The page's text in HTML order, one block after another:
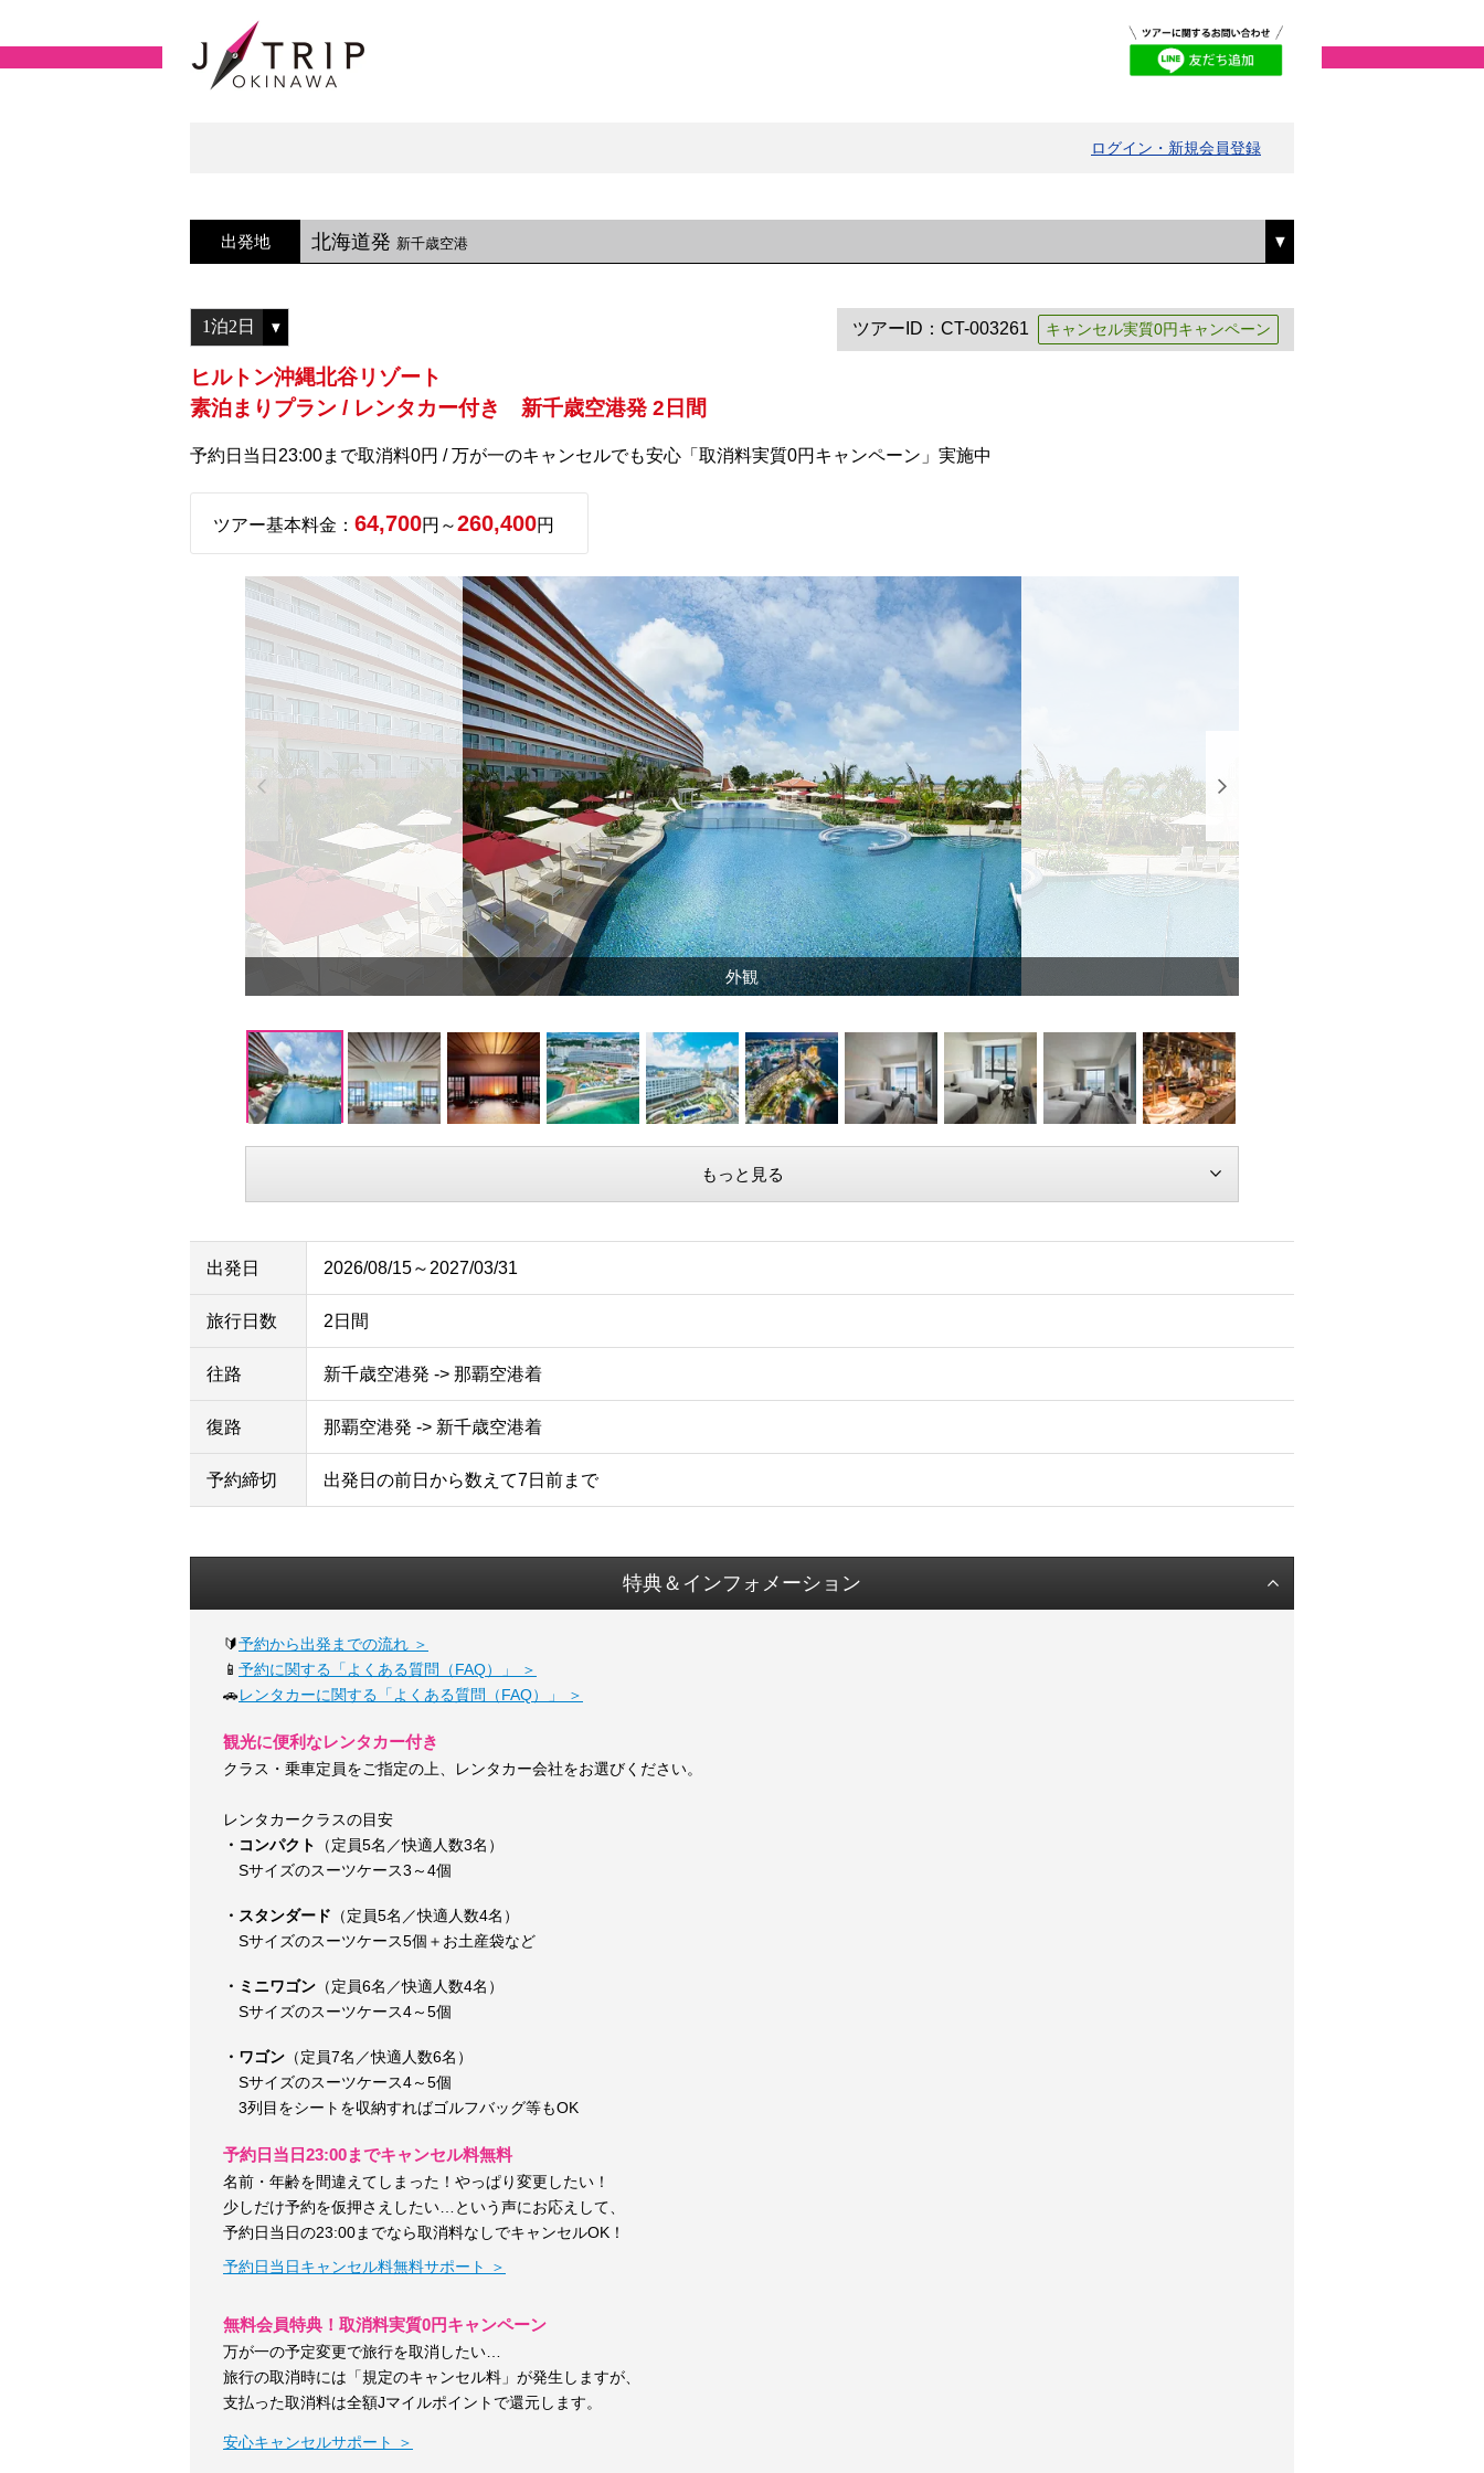
ログイン・新規会員登録
出発地 北海道発 新千歳空港
ツアーID：CT-003261 キャンセル実質0円キャンペーン
ヒルトン沖縄北谷リゾート
素泊まりプラン / レンタカー付き 新千歳空港発 2日間
予約日当日23:00まで取消料0円 / 万が一のキャンセルでも安心「取消料実質0円キャンペーン」実施中
ツアー基本料金： 64,700円～260,400円
外観
もっと見る
出発日 2026/08/15～2027/03/31
旅行日数 2日間
往路 新千歳空港発 -> 那覇空港着
復路 那覇空港発 -> 新千歳空港着
予約締切 出発日の前日から数えて7日前まで
特典＆インフォメーション
🔰予約から出発までの流れ ＞
📱 予約に関する「よくある質問（FAQ）」 ＞
🚗レンタカーに関する「よくある質問（FAQ）」 ＞
観光に便利なレンタカー付き
クラス・乗車定員をご指定の上、レンタカー会社をお選びください。
レンタカークラスの目安
・コンパクト
（定員5名／快適人数3名）
Sサイズのスーツケース3～4個
・スタンダード （定員5名／快適人数4名）
Sサイズのスーツケース5個＋お土産袋など
・ミニワゴン （定員6名／快適人数4名）
Sサイズのスーツケース4～5個
・ワゴン （定員7名／快適人数6名）
Sサイズのスーツケース4～5個
3列目をシートを収納すればゴルフバッグ等もOK
予約日当日23:00までキャンセル料無料
名前・年齢を間違えてしまった！やっぱり変更したい！
少しだけ予約を仮押さえしたい…という声にお応えして、
予約日当日の23:00までなら取消料なしでキャンセルOK！
予約日当日キャンセル料無料サポート ＞
無料会員特典！取消料実質0円キャンペーン
万が一の予定変更で旅行を取消したい…
旅行の取消時には「規定のキャンセル料」が発生しますが、
支払った取消料は全額Jマイルポイントで還元します。
安心キャンセルサポート ＞